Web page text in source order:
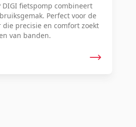
DIGI fietspomp combineert
Perfect voor de
die precisie en comfort zoekt
van banden.